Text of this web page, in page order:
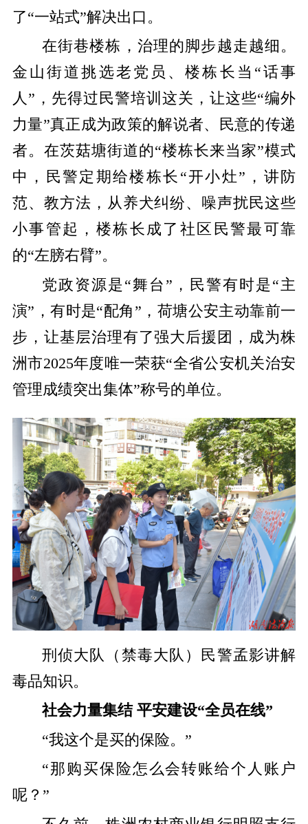
了“一站式”解决出口。
在街巷楼栋，治理的脚步越走越细。
金山街道挑选老党员、楼栋长当“话事
人”，先得过民警培训这关，让这些“编外
力量”真正成为政策的解说者、民意的传递
者。在茨菇塘街道的“楼栋长来当家”模式
中，民警定期给楼栋长“开小灶”，讲防
范、教方法，从养犬纠纷、噪声扰民这些
小事管起，楼栋长成了社区民警最可靠
的“左膀右臂”。
党政资源是“舞台”，民警有时是“主
演”，有时是“配角”，荷塘公安主动靠前一
步，让基层治理有了强大后援团，成为株
洲市2025年度唯一荣获“全省公安机关治安
管理成绩突出集体”称号的单位。
刑侦大队（禁毒大队）民警孟影讲解
毒品知识。
社会力量集结 平安建设“全员在线”
“我这个是买的保险。”
“那购买保险怎么会转账给个人账户
呢？”